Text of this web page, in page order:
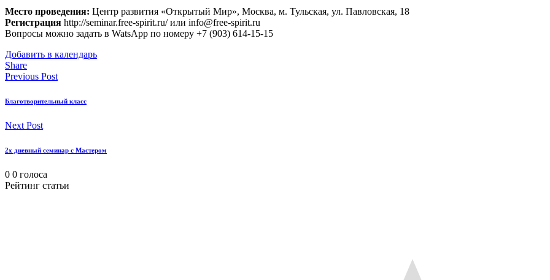
Место проведения: Центр развития «Открытый Мир», Москва, м. Тульская, ул. Павловская, 18
Регистрация http://seminar.free-spirit.ru/ или info@free-spirit.ru
Вопросы можно задать в WatsApp по номеру +7 (903) 614-15-15
Добавить в календарь
Share
Previous Post
Благотворительный класс
Next Post
2х дневный семинар с Мастером
0 0 голоса
Рейтинг статьи